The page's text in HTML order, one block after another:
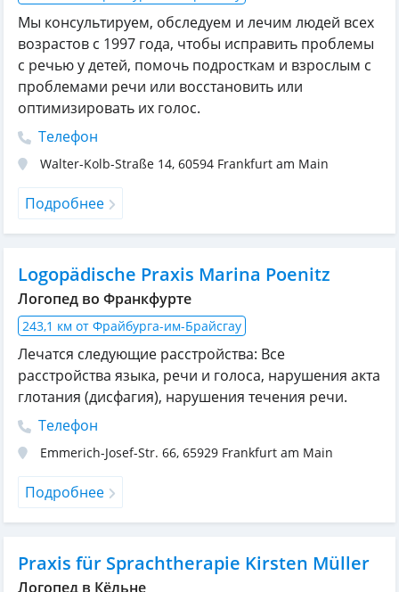
Мы консультируем, обследуем и лечим людей всех
возрастов с 1997 года, чтобы исправить проблемы
с речью у детей, помочь подросткам и взрослым с
проблемами речи или восстановить или
оптимизировать их голос.
Телефон
Walter-Kolb-Straße 14, 60594 Frankfurt am Main
Подробнее
Logopädische Praxis Marina Poenitz
Логопед во Франкфурте
243,1 км от Фрайбурга-им-Брайсгау
Лечатся следующие расстройства: Все
расстройства языка, речи и голоса, нарушения акта
глотания (дисфагия), нарушения течения речи.
Телефон
Emmerich-Josef-Str. 66, 65929 Frankfurt am Main
Подробнее
Praxis für Sprachtherapie Kirsten Müller
Логопед в Кёльне